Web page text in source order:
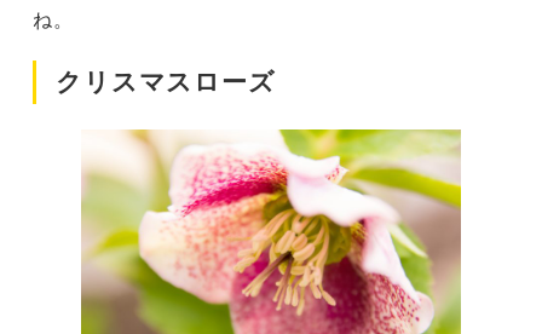
ね。
クリスマスローズ